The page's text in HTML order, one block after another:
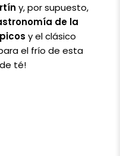
y, por supuesto,
de la
y el clásico
el frío de esta
té!